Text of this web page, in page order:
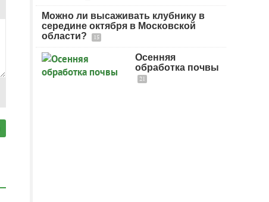
Можно ли высаживать клубнику в
середине октября в Московской
области?
15
Осенняя
обработка почвы
21